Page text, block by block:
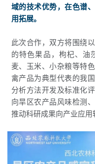
域的技术优势，在色谱
用拓展。
此次合作，双方将围绕
的特色果品，枸杞、油
麦、玉米、小杂粮等特
禽产品为典型代表的我
分析方法开发及标准化
向旱区农产品风味检测
推动科研成果向产业应用